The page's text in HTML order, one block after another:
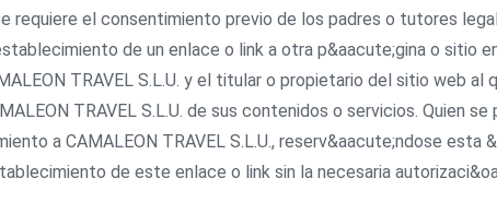
requiere el consentimiento previo de los padres o tutores
de un enlace o link a otra p&aacute;gina o sitio
TRAVEL S.L.U. y el titular o propietario del sitio web al
TRAVEL S.L.U. de sus contenidos o servicios. Quien
a CAMALEON TRAVEL S.L.U., reserv&aacute;ndose esta
de este enlace o link sin la necesaria